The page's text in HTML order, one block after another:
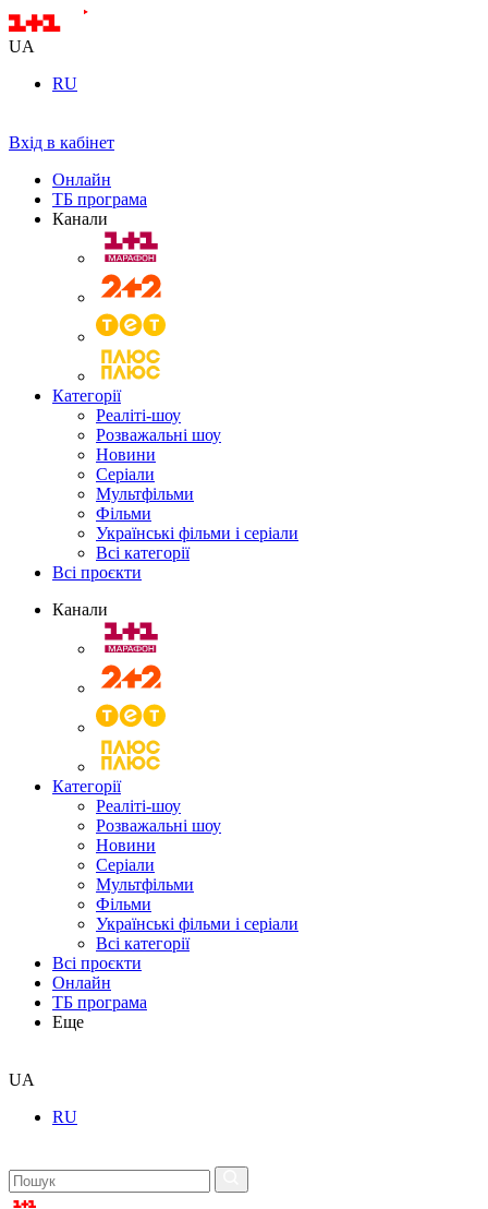
UA
RU
Вхід в кабінет
Онлайн
ТБ програма
Канали
Категорії
Реаліті-шоу
Розважальні шоу
Новини
Серіали
Мультфільми
Фільми
Українські фільми і серіали
Всі категорії
Всі проєкти
Канали
Категорії
Реаліті-шоу
Розважальні шоу
Новини
Серіали
Мультфільми
Фільми
Українські фільми і серіали
Всі категорії
Всі проєкти
Онлайн
ТБ програма
Еще
UA
RU